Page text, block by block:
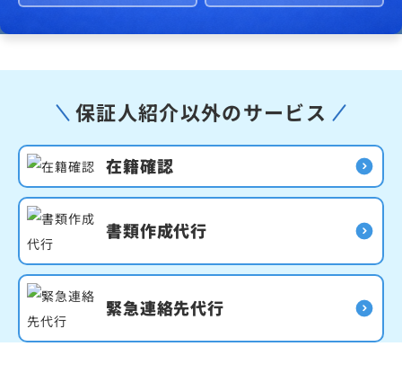
保証人紹介以外のサービス
在籍確認
書類作成代行
緊急連絡先代行